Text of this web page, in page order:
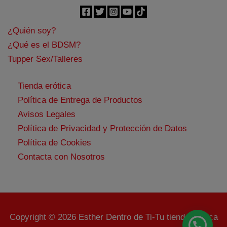
¿Quién soy?
¿Qué es el BDSM?
Tupper Sex/Talleres
Tienda erótica
Política de Entrega de Productos
Avisos Legales
Política de Privacidad y Protección de Datos
Política de Cookies
Contacta con Nosotros
Copyright © 2026 Esther Dentro de Ti-Tu tienda erótica